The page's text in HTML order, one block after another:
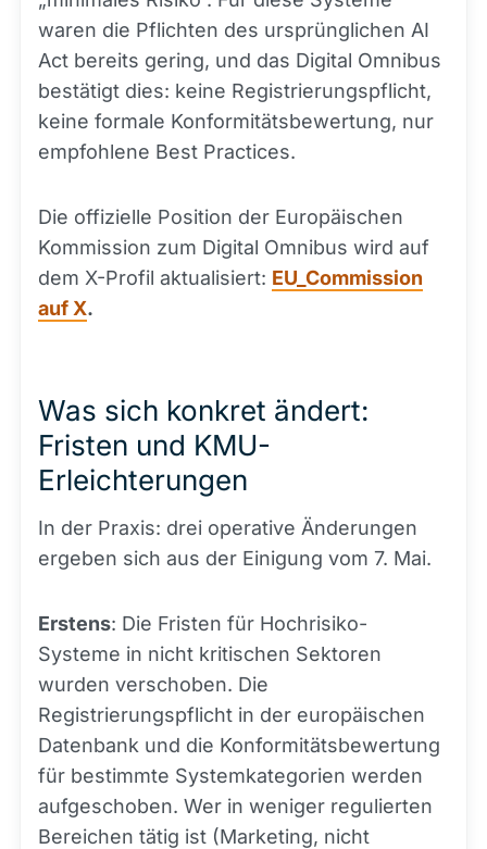
waren die Pflichten des ursprünglichen AI
Act bereits gering, und das Digital Omnibus
bestätigt dies: keine Registrierungspflicht,
keine formale Konformitätsbewertung, nur
empfohlene Best Practices.
Die offizielle Position der Europäischen
Kommission zum Digital Omnibus wird auf
dem X-Profil aktualisiert: EU_Commission
auf X.
Was sich konkret ändert:
Fristen und KMU-
Erleichterungen
In der Praxis: drei operative Änderungen
ergeben sich aus der Einigung vom 7. Mai.
Erstens: Die Fristen für Hochrisiko-
Systeme in nicht kritischen Sektoren
wurden verschoben. Die
Registrierungspflicht in der europäischen
Datenbank und die Konformitätsbewertung
für bestimmte Systemkategorien werden
aufgeschoben. Wer in weniger regulierten
Bereichen tätig ist (Marketing, nicht